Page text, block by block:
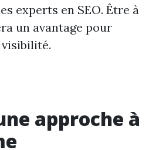
experts en SEO. Être à
un avantage pour
approche à